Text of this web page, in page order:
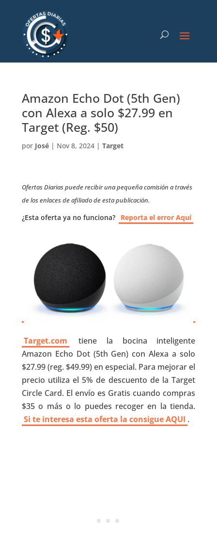
Amazon Echo Dot (5th Gen)
con Alexa a solo $27.99 en
Target (Reg. $50)
por José| Nov 8, 2024| Target
Ofertas Diarias puede recibir una pequeña comisión a través
de los enlaces de afiliado de esta publicación.
¿Esta oferta ya no funciona? Reporta el error Aquí
Target.com
tiene la bocina inteligente
Amazon Echo Dot (5th Gen) con Alexa a solo
$27.99 (reg. $49.99) en especial. Para mejorar el
precio utiliza el 5% de descuento de la Target
Circle Card. El envío es Gratis cuando compras
$35 o más o lo puedes recoger en la tienda.
Si te interesa esta oferta la consigue AQUI .